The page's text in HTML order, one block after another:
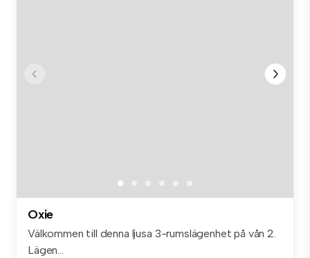
Oxie
Välkommen till denna ljusa 3-rumslägenhet på vån 2.
Lägen...